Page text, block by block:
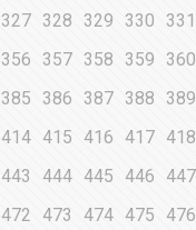
327 328 329 330 331
356 357 358 359 360
385 386 387 388 389
414 415 416 417 418
443 444 445 446 447
472 473 474 475 476